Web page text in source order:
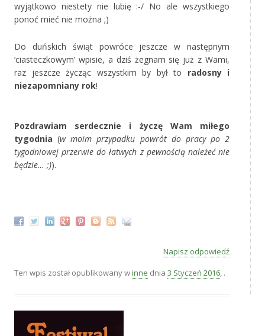
wyjątkowo niestety nie lubię :-/ No ale wszystkiego
ponoć mieć nie można ;)
Do duńskich świąt powróce jeszcze w następnym
‘ciasteczkowym’ wpisie, a dziś żegnam się już z Wami,
raz jeszcze życząc wszystkim by był to radosny i
niezapomniany rok!
Pozdrawiam serdecznie i życzę Wam miłego
tygodnia (w moim przypadku powrót do pracy po 2
tygodniowej przerwie do łatwych z pewnością należeć nie
będzie… ;)).
Napisz odpowiedź
Ten wpis został opublikowany winne dnia 3 Styczeń 2016, .